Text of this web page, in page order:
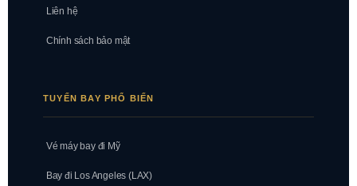
Liên hệ
Chính sách bảo mật
TUYẾN BAY PHỔ BIẾN
Vé máy bay đi Mỹ
Bay đi Los Angeles (LAX)